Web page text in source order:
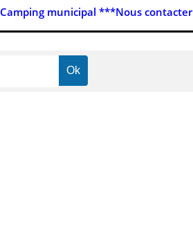
Camping municipal ***Nous contacter